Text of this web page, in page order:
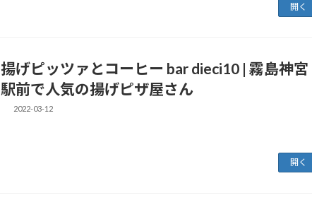
開く
揚げピッツァとコーヒー bar dieci10 | 霧島神宮
駅前で人気の揚げピザ屋さん
2022-03-12
開く